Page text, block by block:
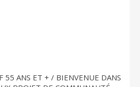
+ / BIENVENUE DANS